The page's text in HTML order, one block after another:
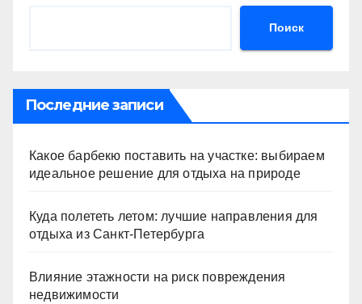
Поиск
Последние записи
Какое барбекю поставить на участке: выбираем
идеальное решение для отдыха на природе
Куда полететь летом: лучшие направления для
отдыха из Санкт-Петербурга
Влияние этажности на риск повреждения
недвижимости